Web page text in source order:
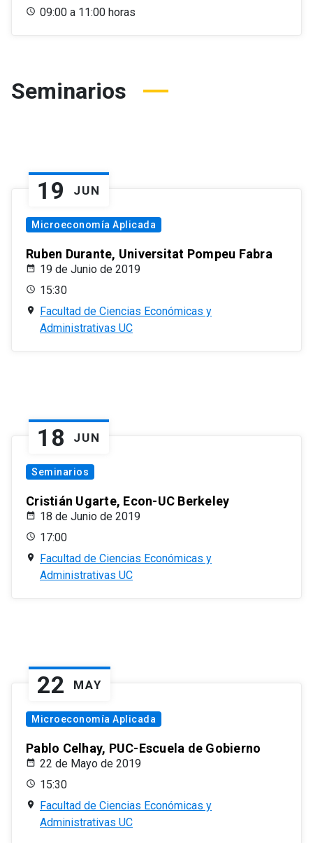
09:00 a 11:00 horas
Seminarios
19 JUN
Microeconomía Aplicada
Ruben Durante, Universitat Pompeu Fabra
19 de Junio de 2019
15:30
Facultad de Ciencias Económicas y
Administrativas UC
18 JUN
Seminarios
Cristián Ugarte, Econ-UC Berkeley
18 de Junio de 2019
17:00
Facultad de Ciencias Económicas y
Administrativas UC
22 MAY
Microeconomía Aplicada
Pablo Celhay, PUC-Escuela de Gobierno
22 de Mayo de 2019
15:30
Facultad de Ciencias Económicas y
Administrativas UC